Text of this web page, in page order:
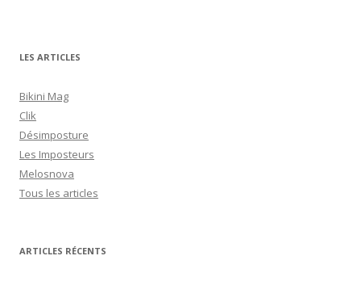
LES ARTICLES
Bikini Mag
Clik
Désimposture
Les Imposteurs
Melosnova
Tous les articles
ARTICLES RÉCENTS